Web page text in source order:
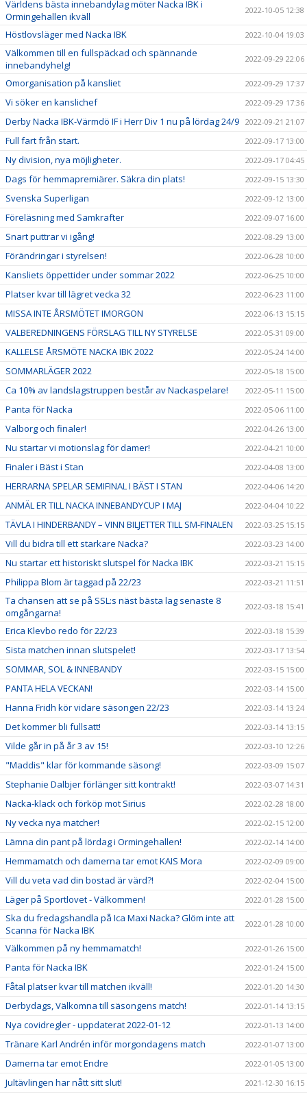
Världens bästa innebandylag möter Nacka IBK i
Ormingehallen ikväll
2022-10-05 12:38
Höstlovsläger med Nacka IBK 2022-10-04 19:03
Välkommen till en fullspäckad och spännande
innebandyhelg!
2022-09-29 22:06
Omorganisation på kansliet 2022-09-29 17:37
Vi söker en kanslichef 2022-09-29 17:36
Derby Nacka IBK-Värmdö IF i Herr Div 1 nu på lördag 24/9 2022-09-21 21:07
Full fart från start. 2022-09-17 13:00
Ny division, nya möjligheter. 2022-09-17 04:45
Dags för hemmapremiärer. Säkra din plats! 2022-09-15 13:30
Svenska Superligan 2022-09-12 13:00
Föreläsning med Samkrafter 2022-09-07 16:00
Snart puttrar vi igång! 2022-08-29 13:00
Förändringar i styrelsen! 2022-06-28 10:00
Kansliets öppettider under sommar 2022 2022-06-25 10:00
Platser kvar till lägret vecka 32 2022-06-23 11:00
MISSA INTE ÅRSMÖTET IMORGON 2022-06-13 15:15
VALBEREDNINGENS FÖRSLAG TILL NY STYRELSE 2022-05-31 09:00
KALLELSE ÅRSMÖTE NACKA IBK 2022 2022-05-24 14:00
SOMMARLÄGER 2022 2022-05-18 15:00
Ca 10% av landslagstruppen består av Nackaspelare! 2022-05-11 15:00
Panta för Nacka 2022-05-06 11:00
Valborg och finaler! 2022-04-26 13:00
Nu startar vi motionslag för damer! 2022-04-21 10:00
Finaler i Bäst i Stan 2022-04-08 13:00
HERRARNA SPELAR SEMIFINAL I BÄST I STAN 2022-04-06 14:20
ANMÄL ER TILL NACKA INNEBANDYCUP I MAJ 2022-04-04 10:22
TÄVLA I HINDERBANDY – VINN BILJETTER TILL SM-FINALEN 2022-03-25 15:15
Vill du bidra till ett starkare Nacka? 2022-03-23 14:00
Nu startar ett historiskt slutspel för Nacka IBK 2022-03-21 15:15
Philippa Blom är taggad på 22/23 2022-03-21 11:51
Ta chansen att se på SSL:s näst bästa lag senaste 8
omgångarna!
2022-03-18 15:41
Erica Klevbo redo för 22/23 2022-03-18 15:39
Sista matchen innan slutspelet! 2022-03-17 13:54
SOMMAR, SOL & INNEBANDY 2022-03-15 15:00
PANTA HELA VECKAN! 2022-03-14 15:00
Hanna Fridh kör vidare säsongen 22/23 2022-03-14 13:24
Det kommer bli fullsatt! 2022-03-14 13:15
Vilde går in på år 3 av 15! 2022-03-10 12:26
"Maddis" klar för kommande säsong! 2022-03-09 15:07
Stephanie Dalbjer förlänger sitt kontrakt! 2022-03-07 14:31
Nacka-klack och förköp mot Sirius 2022-02-28 18:00
Ny vecka nya matcher! 2022-02-15 12:00
Lämna din pant på lördag i Ormingehallen! 2022-02-14 14:00
Hemmamatch och damerna tar emot KAIS Mora 2022-02-09 09:00
Vill du veta vad din bostad är värd?! 2022-02-04 15:00
Läger på Sportlovet - Välkommen! 2022-01-28 15:00
Ska du fredagshandla på Ica Maxi Nacka? Glöm inte att
Scanna för Nacka IBK
2022-01-28 10:00
Välkommen på ny hemmamatch! 2022-01-26 15:00
Panta för Nacka IBK 2022-01-24 15:00
Fåtal platser kvar till matchen ikväll! 2022-01-20 14:30
Derbydags, Välkomna till säsongens match! 2022-01-14 13:15
Nya covidregler - uppdaterat 2022-01-12 2022-01-13 14:00
Tränare Karl Andrén inför morgondagens match 2022-01-07 13:00
Damerna tar emot Endre 2022-01-05 13:00
Jultävlingen har nått sitt slut! 2021-12-30 16:15